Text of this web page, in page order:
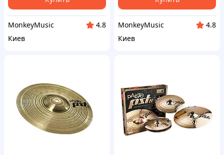
MonkeyMusic
4.8
Киев
MonkeyMusic
4.8
Киев